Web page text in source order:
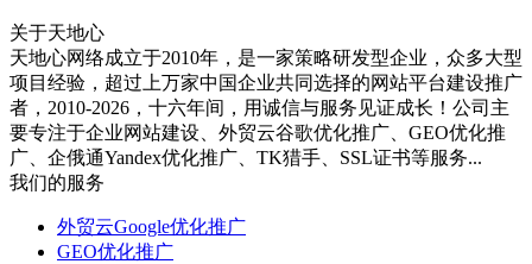
关于天地心
天地心网络成立于2010年，是一家策略研发型企业，众多大型
项目经验，超过上万家中国企业共同选择的网站平台建设推广
者，2010-2026，十六年间，用诚信与服务见证成长！公司主
要专注于企业网站建设、外贸云谷歌优化推广、GEO优化推
广、企俄通Yandex优化推广、TK猎手、SSL证书等服务...
我们的服务
外贸云Google优化推广
GEO优化推广